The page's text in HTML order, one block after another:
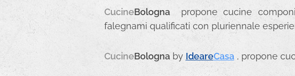
CucineBolognapropone cucine
falegnami qualificati con pluriennale
CucineBolognaby IdeareCasa, propone